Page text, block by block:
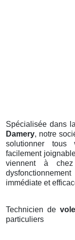
Spécialisée dans
Damery, notre
solutionner tous
facilement
viennent à
immédiate et
Technicien de
particuliers